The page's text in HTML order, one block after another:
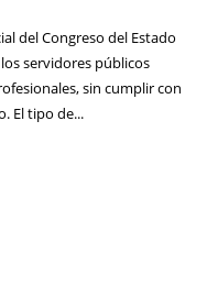
del Congreso del Estado
servidores públicos
sin cumplir con
El tipo de...